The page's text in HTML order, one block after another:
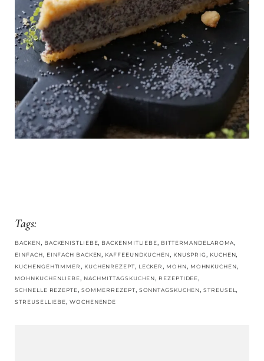
Tags:
BACKEN, BACKENISTLIEBE, BACKENMITLIEBE , BITTERMANDELAROMA,
EINFACH, EINFACH BACKEN, KAFFEEUNDKUCHEN, KNUSPRIG, KUCHEN,
KUCHENGEHTIMMER , KUCHENREZEPT, LECKER , MOHN, MOHNKUCHEN,
MOHNKUCHENLIEBE , NACHMITTAGSKUCHEN, REZEPTIDEE ,
SCHNELLE REZEPTE , SOMMERREZEPT, SONNTAGSKUCHEN, STREUSEL ,
STREUSELLIEBE , WOCHENENDE